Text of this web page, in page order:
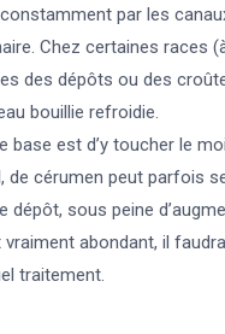
par les
Chez certaines races
des dépôts ou des
bouillie refroidie.
base est d’y toucher le
de cérumen peut parfois
sous peine
abondant, il
traitement.